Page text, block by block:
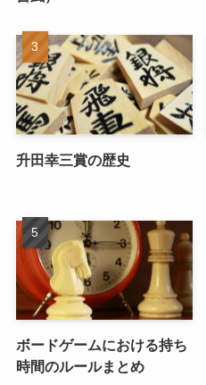
升田幸三賞の歴史
ボードゲームにおける持ち
時間のルールまとめ